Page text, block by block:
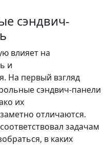
сэндвич-
влияет на
и
На первый взгляд
сэндвич-панели
их
отличаются.
задачам
в каких